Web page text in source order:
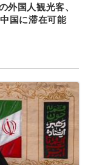
外国人観光客、
国に滞在可能